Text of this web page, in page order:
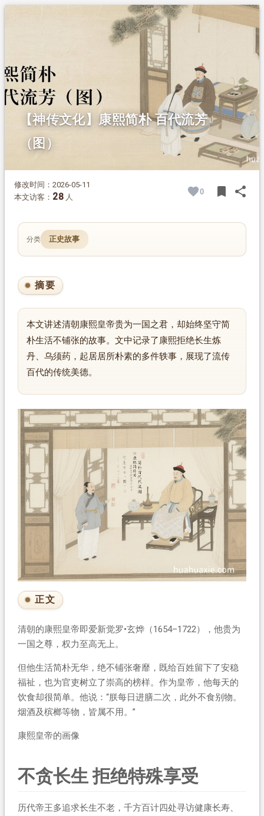
不贪长生 拒绝特殊享受
【神传文化】康熙简朴 百代流芳
（图）
修改时间：2026-05-11
本文访客： 28 人
0 bookmark share
分类 正史故事
摘要
本文讲述清朝康熙皇帝贵为一国之君，却始终坚守简
朴生活不铺张的故事。文中记录了康熙拒绝长生炼
丹、乌须药，起居居所朴素的多件轶事，展现了流传
百代的传统美德。
正文
清朝的康熙皇帝即爱新觉罗•玄烨（1654–1722），他贵为
一国之尊，权力至高无上。
但他生活简朴无华，绝不铺张奢靡，既给百姓留下了安稳
福祉，也为官吏树立了崇高的榜样。作为皇帝，他每天的
饮食却很简单。他说：“朕每日进膳二次，此外不食别物。
烟酒及槟榔等物，皆属不用。”
康熙皇帝的画像
不贪长生 拒绝特殊享受
历代帝王多追求长生不老，千方百计四处寻访健康长寿、